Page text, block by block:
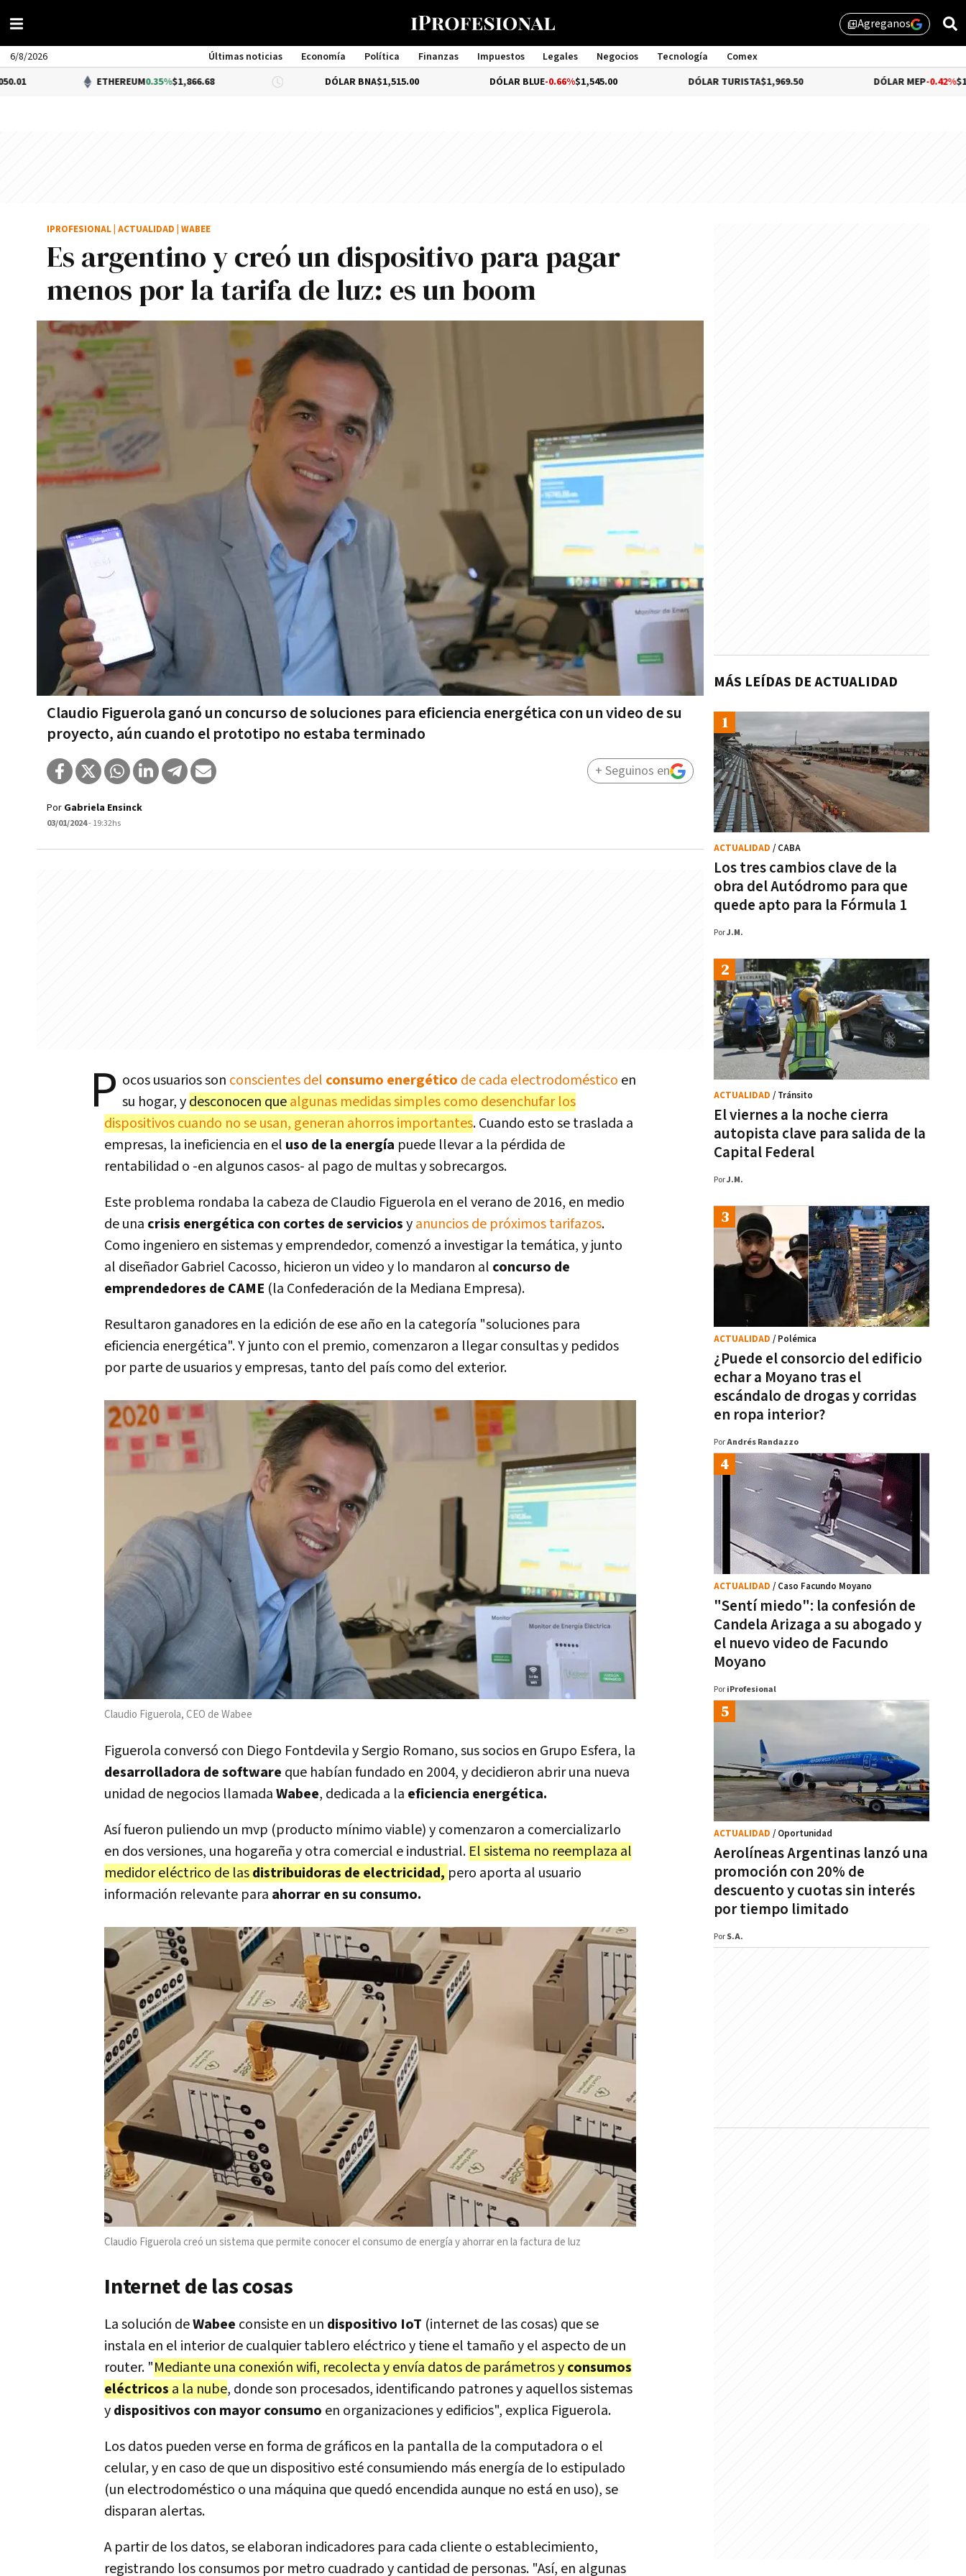
library_addAgreganos
6/8/2026 Últimas noticias Economía Política Finanzas Impuestos Legales Negocios Tecnología
Comex
Management
ETHEREUM
0.35%$1,866.68 DÓLAR BNA $1,515.00 -0.66%$1,545.00 DÓLAR TURISTA$1,969.50 DÓLAR MEP -0.42%$1,518.88
Es argentino y creó un dispositivo para pagar
menos por la tarifa de luz: es un boom
Claudio Figuerola ganó un concurso de soluciones para eficiencia energética con un video de su
proyecto, aún cuando el prototipo no estaba terminado
IPROFESIONAL ACTUALIDAD WABEE
Por Gabriela Ensinck
03/01/2024- 19:32hs
+ Seguinos en
P ocos usuarios son conscientes del consumo energético de cada electrodoméstico en
su hogar, ydesconocen quealgunas medidas simples como desenchufar los
dispositivos cuando no se usan, generan ahorros importantes. Cuando esto se traslada a
empresas, la ineficiencia en el uso de la energía puede llevar a la pérdida de
rentabilidad o -en algunos casos- al pago de multas y sobrecargos.
Este problema rondaba la cabeza de Claudio Figuerola en el verano de 2016, en medio
de una crisis energética con cortes de serviciosyanuncios de próximos tarifazos.
Como ingeniero en sistemas y emprendedor, comenzó a investigar la temática, y junto
al diseñador Gabriel Cacosso, hicieron un video y lo mandaron al concurso de
emprendedores de CAME (la Confederación de la Mediana Empresa).
Resultaron ganadores en la edición de ese año en la categoría "soluciones para
eficiencia energética". Y junto con el premio, comenzaron a llegar consultas y pedidos
por parte de usuarios y empresas, tanto del país como del exterior.
Claudio Figuerola, CEO de Wabee
Figuerola conversó con Diego Fontdevila y Sergio Romano, sus socios en Grupo Esfera, la
desarrolladora de software que habían fundado en 2004, y decidieron abrir una nueva
unidad de negocios llamadaWabee, dedicada a la eficiencia energética.
Así fueron puliendo un mvp (producto mínimo viable) y comenzaron a comercializarlo
en dos versiones, una hogareña y otra comercial e industrial. El sistema no reemplaza al
medidor eléctrico de lasdistribuidoras de electricidad, pero aporta al usuario
información relevante para ahorrar en su consumo.
Claudio Figuerola creó un sistema que permite conocer el consumo de energía y ahorrar en la factura de luz
Internet de las cosas
La solución deWabee consiste en un dispositivo IoT (internet de las cosas) que se
instala en el interior de cualquier tablero eléctrico y tiene el tamaño y el aspecto de un
router. "Mediante una conexión wifi, recolecta y envía datos de parámetros yconsumos
eléctricos a la nube, donde son procesados, identificando patrones y aquellos sistemas
ydispositivos con mayor consumo en organizaciones y edificios", explica Figuerola.
Los datos pueden verse en forma de gráficos en la pantalla de la computadora o el
celular, y en caso de que un dispositivo esté consumiendo más energía de lo estipulado
(un electrodoméstico o una máquina que quedó encendida aunque no está en uso), se
disparan alertas.
A partir de los datos, se elaboran indicadores para cada cliente o establecimiento,
registrando los consumos por metro cuadrado y cantidad de personas. "Así, en algunas
MÁS LEÍDAS DE ACTUALIDAD
Los tres cambios clave de la
obra del Autódromo para que
quede apto para la Fórmula 1
ACTUALIDAD / CABA
PorJ.M.
El viernes a la noche cierra
autopista clave para salida de la
Capital Federal
ACTUALIDAD / Tránsito
PorJ.M.
¿Puede el consorcio del edificio
echar a Moyano tras el
escándalo de drogas y corridas
en ropa interior?
ACTUALIDAD / Polémica
PorAndrés Randazzo
"Sentí miedo": la confesión de
Candela Arizaga a su abogado y
el nuevo video de Facundo
Moyano
ACTUALIDAD / Caso Facundo Moyano
Por iProfesional
Aerolíneas Argentinas lanzó una
promoción con 20% de
descuento y cuotas sin interés
por tiempo limitado
ACTUALIDAD / Oportunidad
Por S.A.